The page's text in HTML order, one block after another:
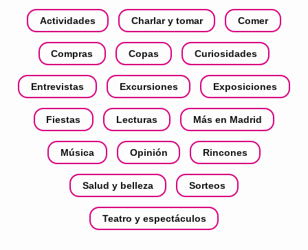
Actividades Charlar y tomar Comer
Compras Copas Curiosidades
Entrevistas Excursiones Exposiciones
Fiestas Lecturas Más en Madrid
Música Opinión Rincones
Salud y belleza Sorteos
Teatro y espectáculos